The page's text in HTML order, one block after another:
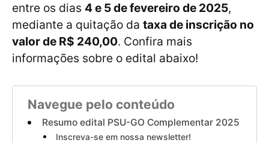
entre os dias 4 e 5 de fevereiro de 2025,
mediante a quitação da taxa de inscrição no
valor de R$ 240,00. Confira mais
informações sobre o edital abaixo!
Navegue pelo conteúdo
Resumo edital PSU-GO Complementar 2025
Inscreva-se em nossa newsletter!